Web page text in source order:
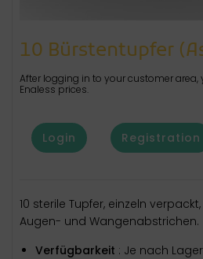
10 Bürstentupfer
After logging in to your customer
Enaless prices.
Login Registration
10 sterile Tupfer, einzeln
Augen- und Wangenabstrichen.
Verfügbarkeit : Je nach